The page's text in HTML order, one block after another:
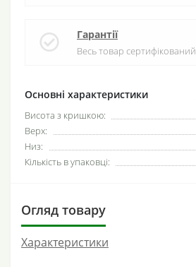
Основні характеристики
Висота з кришкою:
Верх:
Низ:
Кількість в упаковці:
Гарантії
Весь товар сертифікований
Огляд товару
Характеристики